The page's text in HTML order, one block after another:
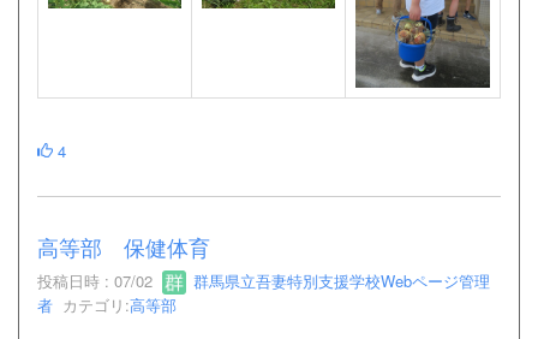
4
高等部 保健体育
投稿日時 : 07/02
群馬県立吾妻特別支援学校Webページ管理
者 カテゴリ:高等部